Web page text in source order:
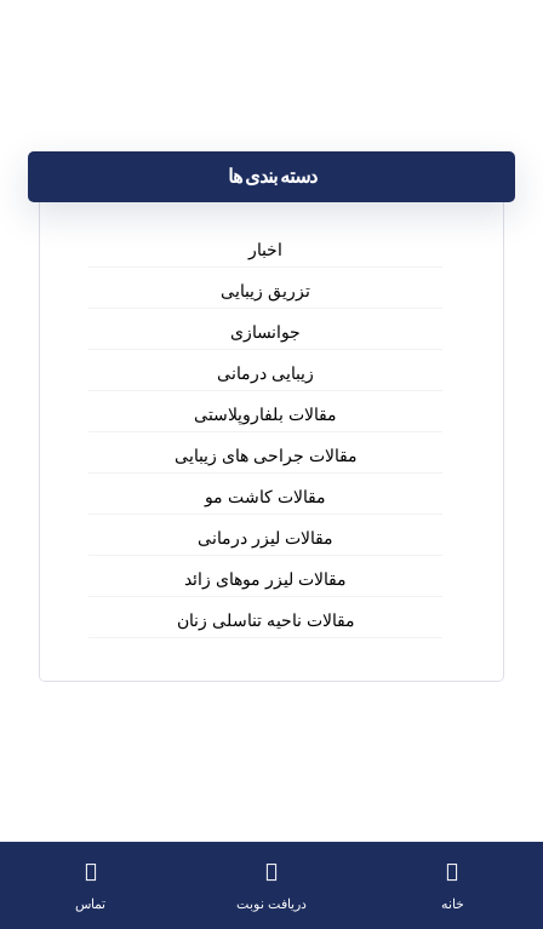
دسته بندی ها
اخبار
تزریق زیبایی
جوانسازی
زیبایی درمانی
مقالات بلفاروپلاستی
مقالات جراحی های زیبایی
مقالات کاشت مو
مقالات لیزر درمانی
مقالات لیزر موهای زائد
مقالات ناحیه تناسلی زنان
مسیریابی
خانه دریافت نوبت تماس